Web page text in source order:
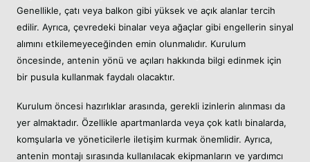
Genellikle, çatı veya balkon gibi yüksek ve açık alanlar tercih
edilir. Ayrıca, çevredeki binalar veya ağaçlar gibi engellerin sinyal
alımını etkilemeyeceğinden emin olunmalıdır. Kurulum
öncesinde, antenin yönü ve açıları hakkında bilgi edinmek için
bir pusula kullanmak faydalı olacaktır.
Kurulum öncesi hazırlıklar arasında, gerekli izinlerin alınması da
yer almaktadır. Özellikle apartmanlarda veya çok katlı binalarda,
komşularla ve yöneticilerle iletişim kurmak önemlidir. Ayrıca,
antenin montajı sırasında kullanılacak ekipmanların ve yardımcı